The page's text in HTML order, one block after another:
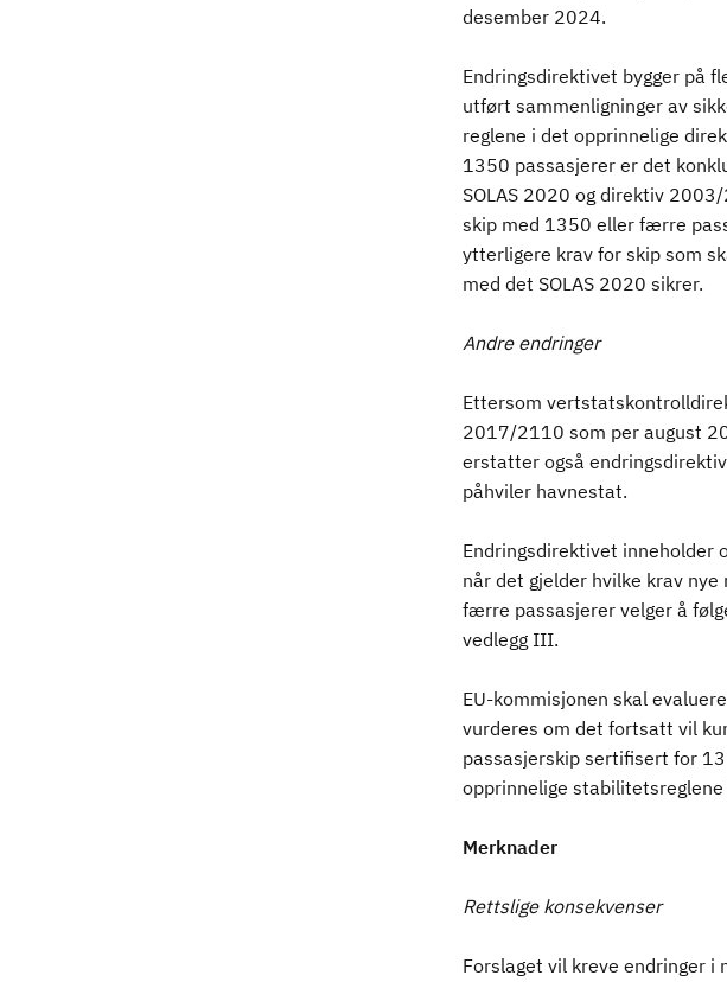
desember 2024.
Endringsdirektivet bygger på
utført sammenligninger av
reglene i det opprinnelige
1350 passasjerer er det
SOLAS 2020 og direktiv
skip med 1350 eller færre
ytterligere krav for skip som
med det SOLAS 2020 sikrer.
Andre endringer
Ettersom
2017/2110 som per august
erstatter også
påhviler havnestat.
Endringsdirektivet inneholder
når det gjelder hvilke krav
færre passasjerer velger å
vedlegg III.
EU-kommisjonen skal
vurderes om det fortsatt vil
passasjerskip sertifisert for
opprinnelige
Merknader
Rettslige konsekvenser
Forslaget vil kreve endringer